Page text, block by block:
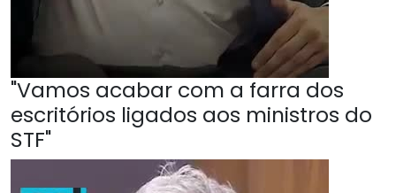
"Vamos acabar com a farra dos
escritórios ligados aos ministros do
STF"